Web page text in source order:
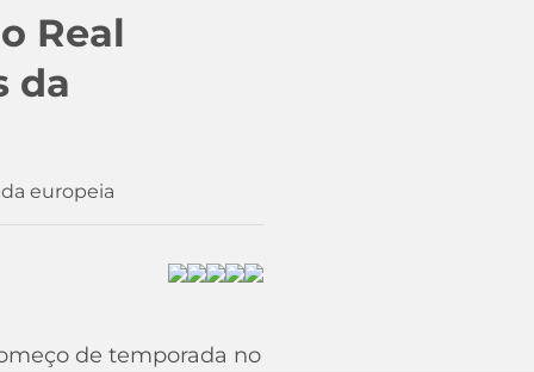
Real
da
europeia
de temporada no